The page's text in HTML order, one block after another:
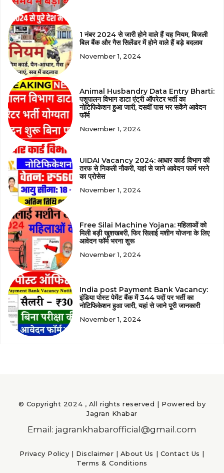
1 नंबर 2024 से जारी होने वाले हैं यह नियम, बिजली
बिल बैंक और गैस सिलेंडर में होने वाले हैं बड़े बदलाव
November 1, 2024
Animal Husbandry Data Entry Bharti:
पशुपालन विभाग डाटा एंट्री ऑपरेटर भर्ती का
नोटिफिकेशन हुआ जारी, दसवीं पास भर सकेंगे आवेदन
फॉर्म
November 1, 2024
UIDAI Vacancy 2024: आधार कार्ड विभाग की
तरफ से निकली नौकरी, यहां से जाने आवेदन फार्म भरने
का प्रोसेस
November 1, 2024
Free Silai Machine Yojana: महिलाओं को
मिली बड़ी खुशखबरी, फिर सिलाई मशीन योजना के लिए
आवेदन फॉर्म भरना शुरू
November 1, 2024
India post Payment Bank Vacancy:
इंडिया पोस्ट पेमेंट बैंक में 344 पदों पर भर्ती का
नोटिफिकेशन हुआ जारी, यहां से जाने पूरी जानकारी
November 1, 2024
© Copyright 2024 , All rights reserved | Powered by
Jagran Khabar
Email: jagrankhabarofficial@gmail.com
Privacy Policy | Disclaimer | About Us | Contact Us |
Terms & Conditions